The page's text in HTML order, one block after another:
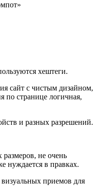
хештеги.
сайт с чистым дизайном,
по странице логичная,
и разных разрешений.
не очень
нуждается в правках.
приемов для